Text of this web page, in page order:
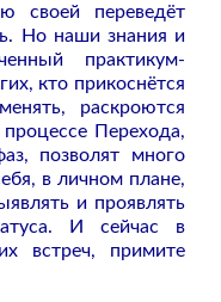
своей переведёт
Но наши знания и
практикум-
кто прикоснётся
раскроются
Перехода,
позволят много
в личном плане,
и проявлять
И сейчас в
встреч, примите